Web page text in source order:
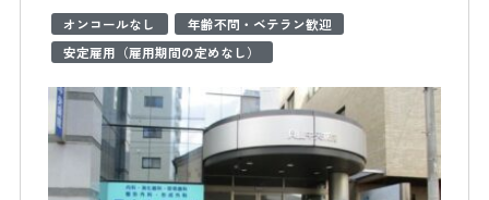
オンコールなし
年齢不問・ベテラン歓迎
安定雇用（雇用期間の定めなし）